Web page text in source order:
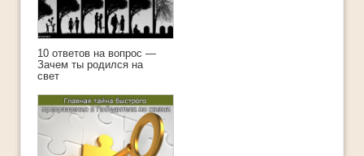
10 ответов на вопрос —
Зачем ты родился на
свет